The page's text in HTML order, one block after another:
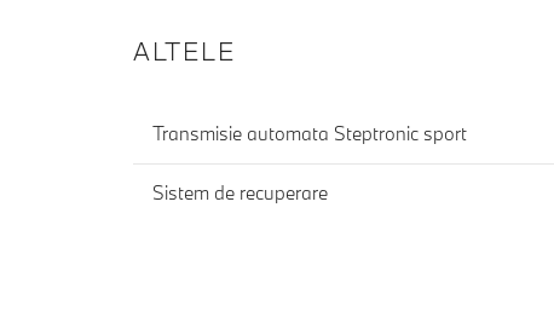
ALTELE
Transmisie automata Steptronic sport
Sistem de recuperare